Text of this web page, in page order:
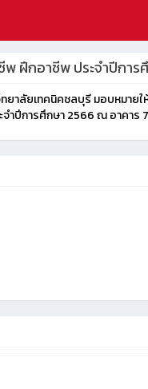
ฝึกอาชีพ ประจำปีการ
ยาลัยเทคนิคชลบุรี มอบหมา
ำปีการศึกษา 2566 ณ อาคาร